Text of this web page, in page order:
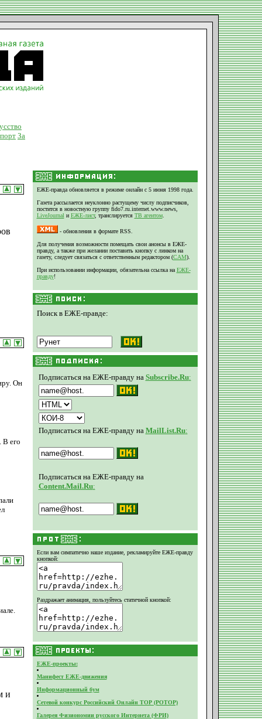
За
Он
В его
и
ЕЖЕ-правда обновляется в режиме онлайн с 5 июня 1998 года.
Газета рассылается неуклонно растущему числу подписчиков,
постится в новостную группу fido7.ru.internet.www.news,
LiveJournal и ЕЖЕ-лист, транслируется ТВ агентом.
- обновления в формате RSS.
Для получения возможности помещать свои анонсы в ЕЖЕ-
правду, а также при желании поставить кнопку с линком на
газету, следует связаться с ответственным редактором (CAM).
При использовании информации, обязательна ссылка на ЕЖЕ-
правду!
Поиск в ЕЖЕ-правде:
Подписаться на ЕЖЕ-правду на Subscribe.Ru:
Подписаться на ЕЖЕ-правду на MailList.Ru:
Подписаться на ЕЖЕ-правду на
Content.Mail.Ru:
Если вам симпатично наше издание, рекламируйте ЕЖЕ-правду
кнопкой:
Раздражает анимация, пользуйтесь статичной кнопкой:
ЕЖЕ-проекты:
Манифест ЕЖЕ-движения
Информационный бум
Сетевой конкурс Российский Онлайн ТОР (РОТОР)
Галерея Физиономии русского Интернета (ФРИ)